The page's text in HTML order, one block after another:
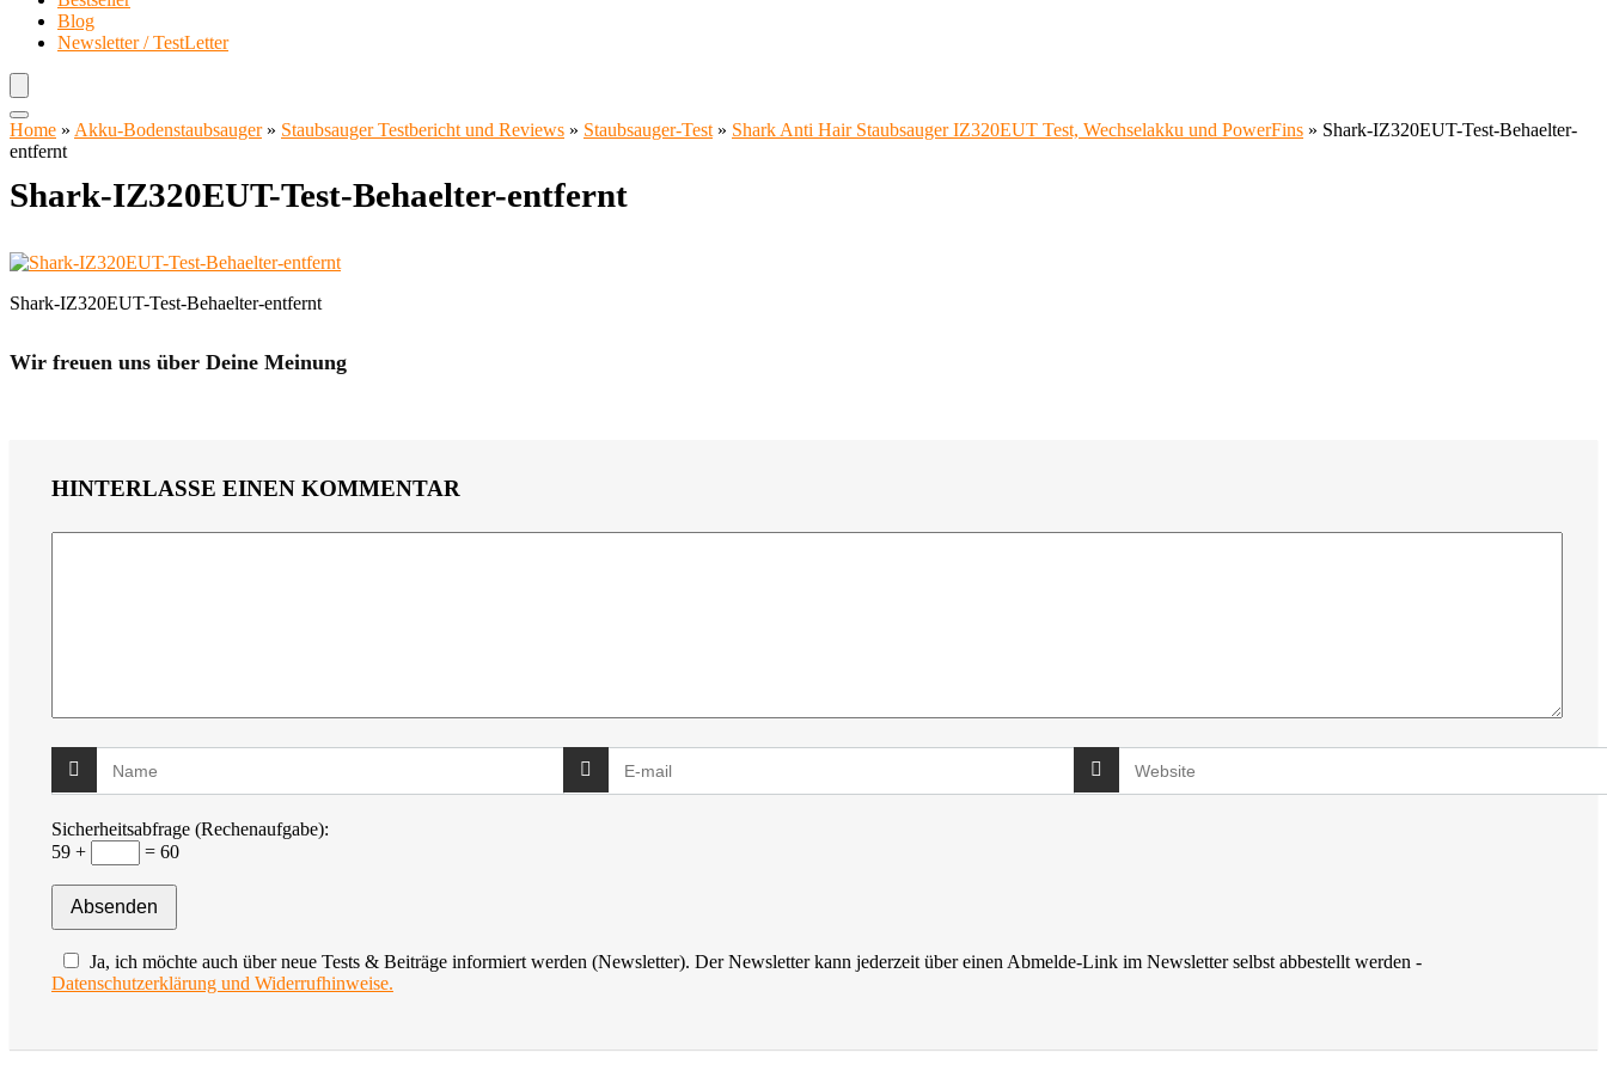
Blog
Newsletter / TestLetter
Home » Akku-Bodenstaubsauger» Staubsauger Testbericht und Reviews » Staubsauger-Test » Shark Anti Hair Staubsauger IZ320EUT Test, Wechselakku und PowerFins » Shark-IZ320EUT-Test-Behaelter-
entfernt
Shark-IZ320EUT-Test-Behaelter-entfernt
Shark-IZ320EUT-Test-Behaelter-entfernt
Wir freuen uns über Deine Meinung
HINTERLASSE EINEN KOMMENTAR
Sicherheitsabfrage (Rechenaufgabe):
59 +
= 60
Ja, ich möchte auch über neue Tests & Beiträge informiert werden (Newsletter). Der Newsletter kann jederzeit über einen Abmelde-Link im Newsletter selbst abbestellt werden -
Datenschutzerklärung und Widerrufhinweise.